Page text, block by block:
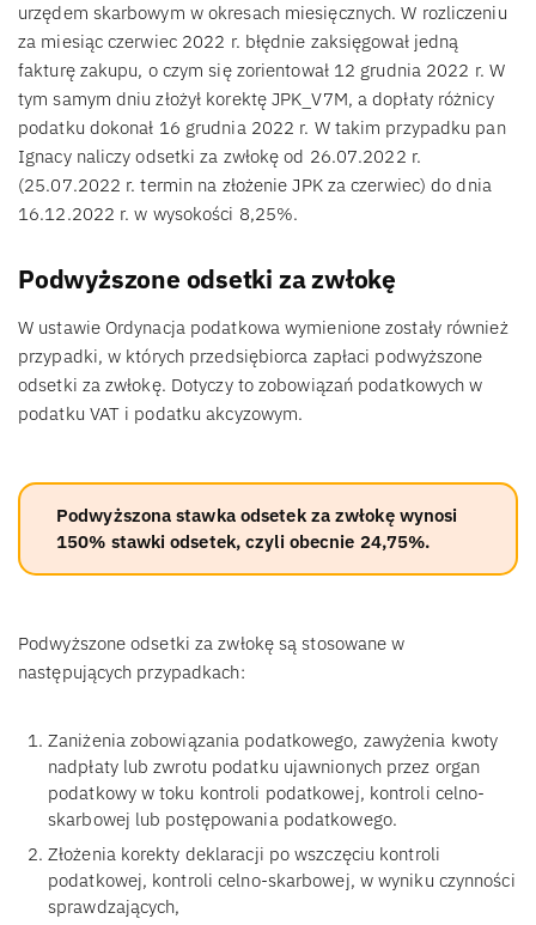
urzędem skarbowym w okresach miesięcznych. W rozliczeniu
za miesiąc czerwiec 2022 r. błędnie zaksięgował jedną
fakturę zakupu, o czym się zorientował 12 grudnia 2022 r. W
tym samym dniu złożył korektę JPK_V7M, a dopłaty różnicy
podatku dokonał 16 grudnia 2022 r. W takim przypadku pan
Ignacy naliczy odsetki za zwłokę od 26.07.2022 r.
(25.07.2022 r. termin na złożenie JPK za czerwiec) do dnia
16.12.2022 r. w wysokości 8,25%.
Podwyższone odsetki za zwłokę
W ustawie Ordynacja podatkowa wymienione zostały również
przypadki, w których przedsiębiorca zapłaci podwyższone
odsetki za zwłokę. Dotyczy to zobowiązań podatkowych w
podatku VAT i podatku akcyzowym.
Podwyższona stawka odsetek za zwłokę wynosi
150% stawki odsetek, czyli obecnie 24,75%.
Podwyższone odsetki za zwłokę są stosowane w
następujących przypadkach:
Zaniżenia zobowiązania podatkowego, zawyżenia kwoty
nadpłaty lub zwrotu podatku ujawnionych przez organ
podatkowy w toku kontroli podatkowej, kontroli celno-
skarbowej lub postępowania podatkowego.
Złożenia korekty deklaracji po wszczęciu kontroli
podatkowej, kontroli celno-skarbowej, w wyniku czynności
sprawdzających,